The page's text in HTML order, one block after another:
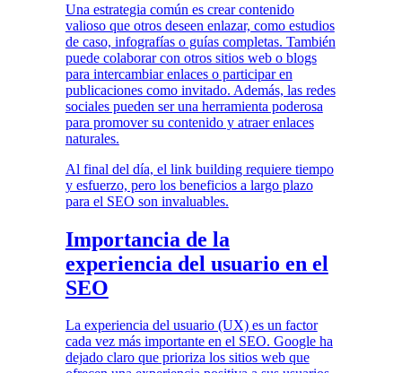
Una estrategia común es crear contenido
valioso que otros deseen enlazar, como estudios
de caso, infografías o guías completas. También
puede colaborar con otros sitios web o blogs
para intercambiar enlaces o participar en
publicaciones como invitado. Además, las redes
sociales pueden ser una herramienta poderosa
para promover su contenido y atraer enlaces
naturales.
Al final del día, el link building requiere tiempo
y esfuerzo, pero los beneficios a largo plazo
para el SEO son invaluables.
Importancia de la
experiencia del usuario en el
SEO
La experiencia del usuario (UX) es un factor
cada vez más importante en el SEO. Google ha
dejado claro que prioriza los sitios web que